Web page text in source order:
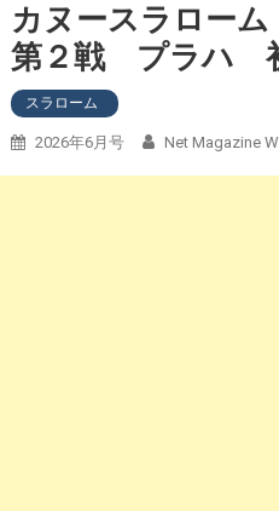
カヌースラロー
第２戦 プラハ
スラローム
2026年6月号 Net Magazine